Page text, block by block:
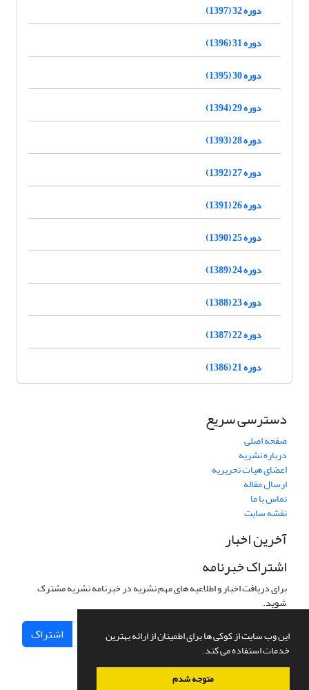
این وب سایت از کوکی ها برای اطمینان از ارائه بهترین
خدمات استفاده می کند.
متوجه شدم
دوره 32 (1397)
دوره 31 (1396)
دوره 30 (1395)
دوره 29 (1394)
دوره 28 (1393)
دوره 27 (1392)
دوره 26 (1391)
دوره 25 (1390)
دوره 24 (1389)
دوره 23 (1388)
دوره 22 (1387)
دوره 21 (1386)
دسترسی سریع
صفحه اصلی
درباره نشریه
اعضای هیات تحریریه
ارسال مقاله
تماس با ما
نقشه سایت
آخرین اخبار
اشتراک خبرنامه
برای دریافت اخبار و اطلاعیه های مهم نشریه در خبرنامه نشریه مشترک
شوید.
اشتراک